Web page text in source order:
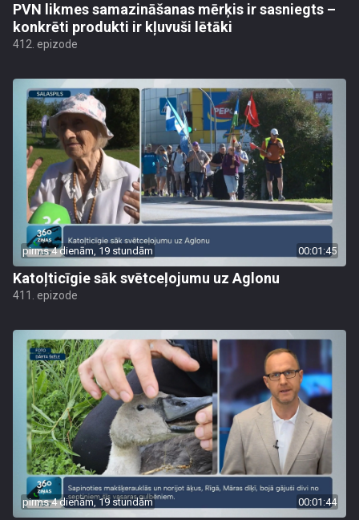
PVN likmes samazināšanas mērķis ir sasniegts –
konkrēti produkti ir kļuvuši lētāki
412. epizode
pirms 4 dienām, 19 stundām 00:01:45
Katoļticīgie sāk svētceļojumu uz Aglonu
411. epizode
pirms 4 dienām, 19 stundām 00:01:44